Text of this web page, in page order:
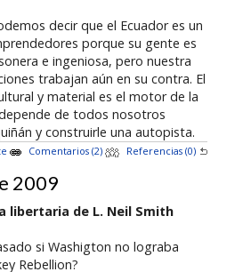
decir que el Ecuador es un
porque su gente es
e ingeniosa, pero nuestra
trabajan aún en su contra. El
y material es el motor de la
de todos nosotros
y construirle una autopista.
Comentarios (2) Referencias (0)
2009
libertaria de L. Neil Smith
si Washigton no lograba
Rebellion?